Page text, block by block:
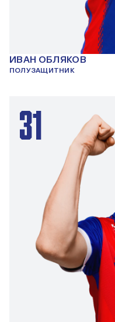
ИВАН ОБЛЯКОВ
ПОЛУЗАЩИТНИК
31